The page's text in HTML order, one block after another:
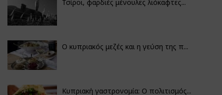
Τσίροι, φαρδιές μένουλες λιόκαφτες...
Ο κυπριακός μεζές και η γεύση της π...
Κυπριακή γαστρονομία: Ο πολιτισμός...